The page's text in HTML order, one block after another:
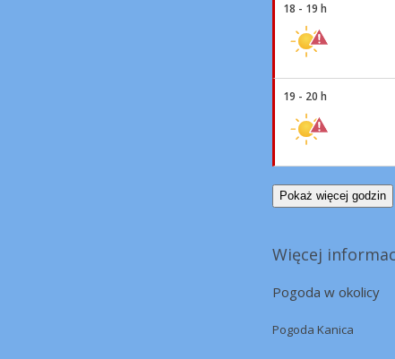
18 - 19 h
19 - 20 h
Pokaż więcej godzin
Więcej
Pogoda w okolicy
Pogoda Kanica